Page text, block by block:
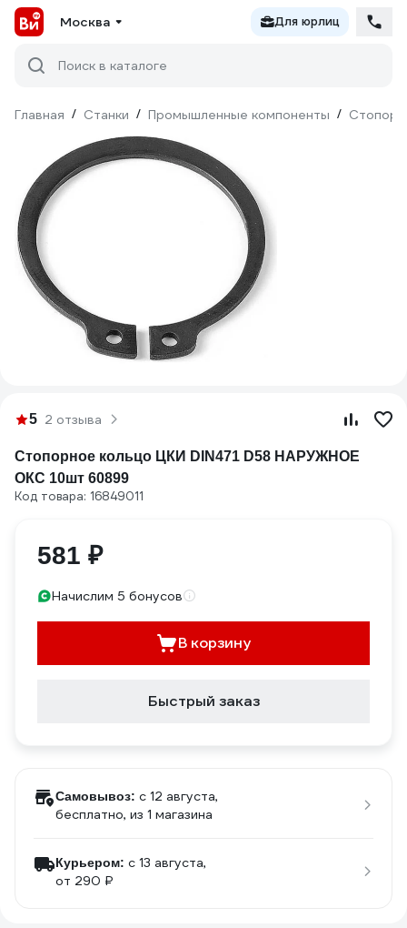
Москва Для юрлиц
Поиск в каталоге
Главная / Станки / Промышленные компоненты /
5 2 отзыва
Стопорное кольцо ЦКИ DIN471 D58 НАРУЖНОЕ
ОКС 10шт 60899
Код товара: 16849011
581 ₽
Начислим 5 бонусов
В корзину
Быстрый заказ
Самовывоз: c 12 августа,
бесплатно, из 1 магазина
Курьером: c 13 августа,
от 290 ₽